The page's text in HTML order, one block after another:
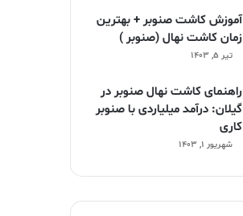
آموزش کاشت صنوبر + بهترین
زمان کاشت نهال (صنوبر )
تیر ۵, ۱۴۰۳
راهنمای کاشت نهال صنوبر در
گیلان: درآمد میلیاردی با صنوبر
کاری
شهریور ۱, ۱۴۰۳